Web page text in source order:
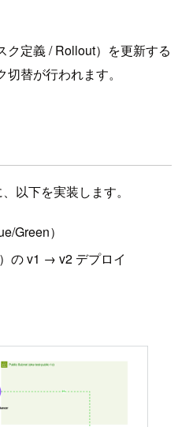
ク定義 / Rollout）を更新する
替が行われます。
以下を実装します。
Green）
の v1 → v2 デプロイ